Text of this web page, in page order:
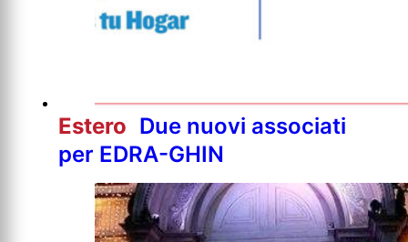
Estero Due nuovi associati
per EDRA-GHIN